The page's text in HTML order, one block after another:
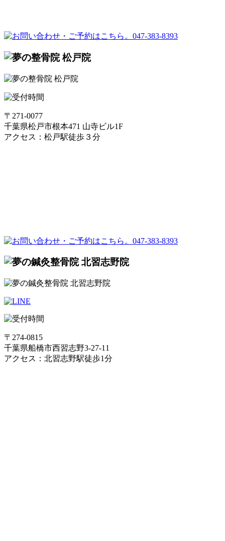
〒271-0077
千葉県松戸市根本471 山寺ビル1F
アクセス：松戸駅徒歩３分
〒274-0815
千葉県船橋市西習志野3-27-11
アクセス：北習志野駅徒歩1分